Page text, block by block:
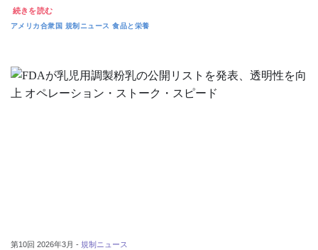
続きを読む
アメリカ合衆国 規制ニュース 食品と栄養
第10回 2026年3月 - 規制ニュース